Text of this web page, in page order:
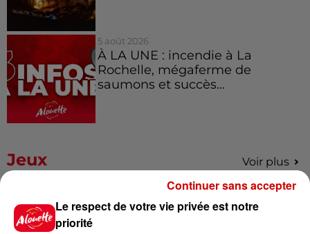
5 août 2026
À LA UNE : incendie à La
Rochelle, mégaferme de
saumons et succès...
Jeux Voir plus
Gagnez vos places pour le
Festival du Roi Arthur 2026 !
Le respect de votre vie privée est notre
priorité
Continuer sans accepter